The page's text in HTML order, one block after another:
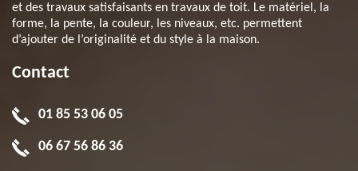
et des travaux satisfaisants en travaux de toit. Le matériel, la
forme, la pente, la couleur, les niveaux, etc. permettent
d’ajouter de l’originalité et du style à la maison.
Contact
01 85 53 06 05
06 67 56 86 36